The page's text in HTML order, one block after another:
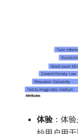
体验：体